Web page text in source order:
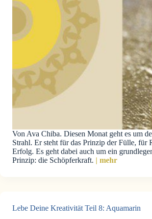
Von Ava Chiba. Diesen Monat geht es um
Strahl. Er steht für das Prinzip der Fülle, für
Erfolg. Es geht dabei auch um ein
Prinzip: die Schöpferkraft. | mehr
Lebe Deine Kreativität Teil 8: Aquamarin